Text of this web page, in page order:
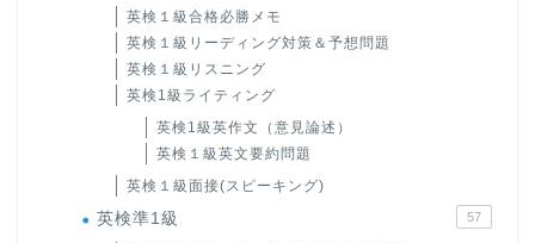
英検１級合格必勝メモ
英検１級リーディング対策＆予想問題
英検１級リスニング
英検1級ライティング
英検1級英作文（意見論述）
英検１級英文要約問題
英検１級面接(スピーキング)
英検準1級 57